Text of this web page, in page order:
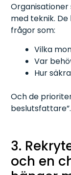
Organisationer
med teknik.
frågor som:
Vilka
Var
Hur
Och de
beslutsfattare”.
3.
och en